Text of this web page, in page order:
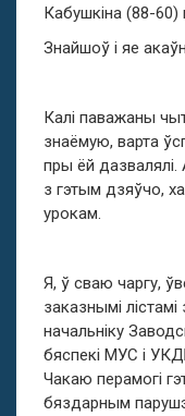
Кабушкіна (88-
Знайшоў і яе
Калі паважаны
знаёмую, варта
пры ёй
з гэтым дзяўчо,
урокам.
Я, ў сваю чаргу,
заказнымі
начальніку
бяспекі МУС і
Чакаю перамогі
бяздарным